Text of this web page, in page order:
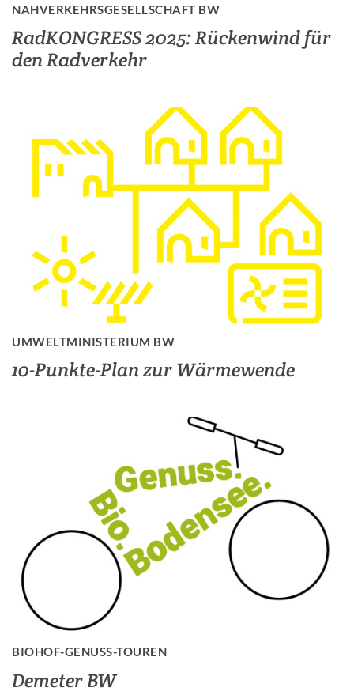
NAHVERKEHRSGESELLSCHAFT BW
RadKONGRESS 2025: Rückenwind für
den Radverkehr
UMWELTMINISTERIUM BW
10-Punkte-Plan zur Wärmewende
BIOHOF-GENUSS-TOUREN
Demeter BW